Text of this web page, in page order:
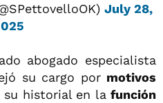
July 28,
abogado especialista
su cargo por motivos
su historial en lafunción